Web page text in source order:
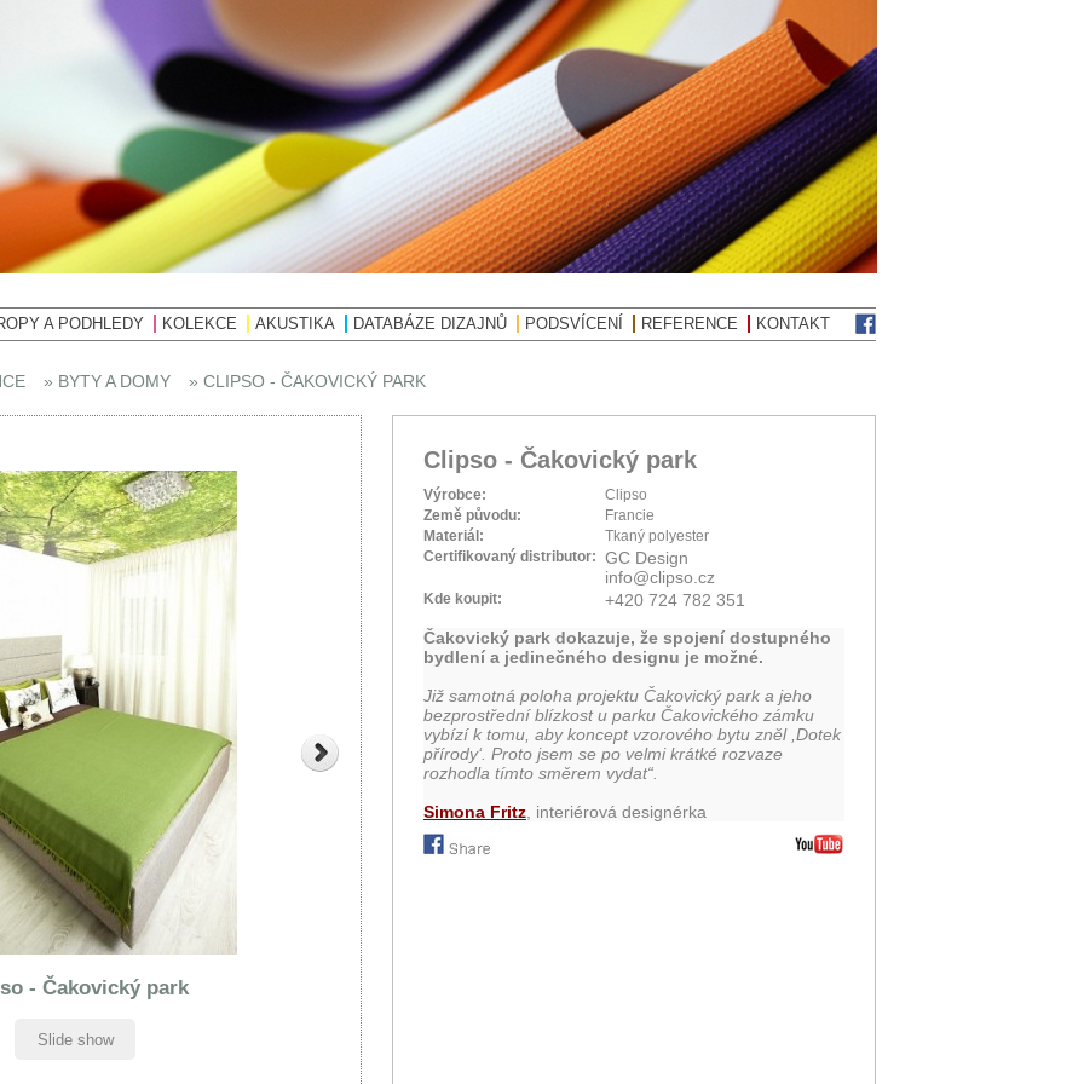
A PODHLEDY KOLEKCE AKUSTIKA DATABÁZE DIZAJNŮ PODSVÍCENÍ REFERENCE KONTAKT
» BYTY A DOMY » CLIPSO - ČAKOVICKÝ PARK
Clipso - Čakovický park
Výrobce:
Clipso
Země původu:
Francie
Materiál:
Tkaný polyester
Certifikovaný distributor: GC Design
info@clipso.cz
Kde koupit:
+420 724 782 351
Čakovický park dokazuje, že spojení dostupného
bydlení a jedinečného designu je možné.
Již samotná poloha projektu Čakovický park a jeho
bezprostřední blízkost u parku Čakovického zámku
vybízí k tomu, aby koncept vzorového bytu zněl ,Dotek
přírody‘. Proto jsem se po velmi krátké rozvaze
rozhodla tímto směrem vydat“.
Simona Fritz , interiérová designérka
- Čakovický park
Slide show